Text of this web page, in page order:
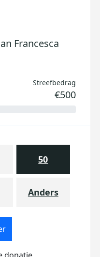
Francesca
Streefbedrag
€500
50
Anders